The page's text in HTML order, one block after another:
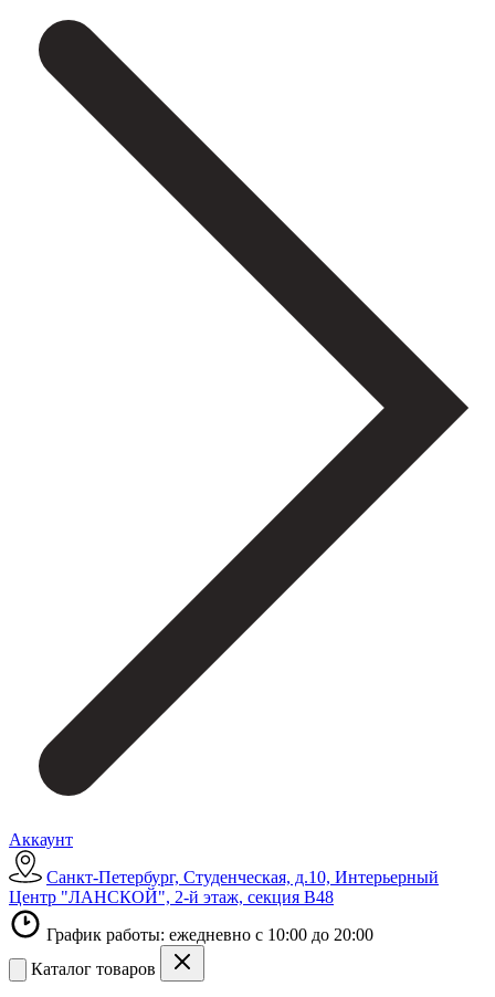
Аккаунт
Санкт-Петербург, Студенческая, д.10, Интерьерный
Центр "ЛАНСКОЙ", 2-й этаж, секция В48
График работы: ежедневно с 10:00 до 20:00
Каталог товаров